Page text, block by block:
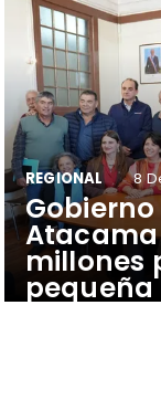
millones
sistema
REGIONAL 8